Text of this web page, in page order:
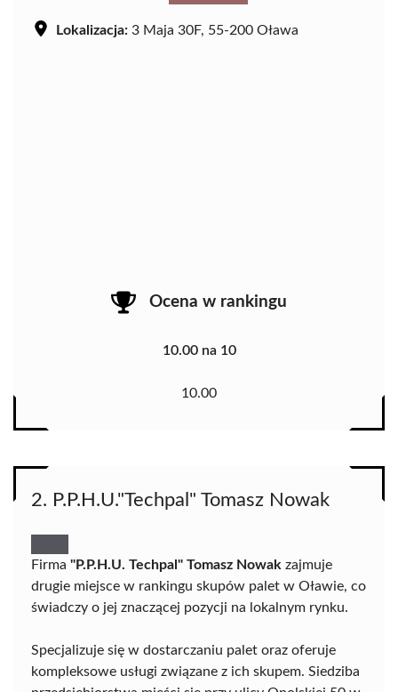
Lokalizacja: 3 Maja 30F, 55-200 Oława
Ocena w rankingu
10.00 na 10
10.00
2. P.P.H.U."Techpal" Tomasz Nowak
Firma "P.P.H.U. Techpal" Tomasz Nowak zajmuje
drugie miejsce w rankingu skupów palet w Oławie, co
świadczy o jej znaczącej pozycji na lokalnym rynku.
Specjalizuje się w dostarczaniu palet oraz oferuje
kompleksowe usługi związane z ich skupem. Siedziba